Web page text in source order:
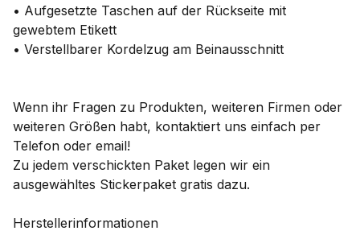
• Aufgesetzte Taschen auf der Rückseite mit
gewebtem Etikett
• Verstellbarer Kordelzug am Beinausschnitt
Wenn ihr Fragen zu Produkten, weiteren Firmen oder
weiteren Größen habt, kontaktiert uns einfach per
Telefon oder email!
Zu jedem verschickten Paket legen wir ein
ausgewähltes Stickerpaket gratis dazu.
Herstellerinformationen